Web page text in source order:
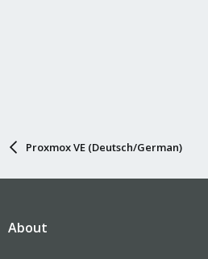
Proxmox VE (Deutsch/German)
About